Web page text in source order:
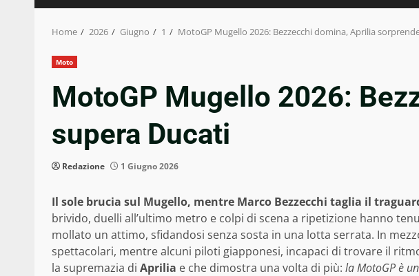
Home 2026 Giugno 1 MotoGP Mugello 2026: Bezzecchi domina, Aprilia
Moto
MotoGP Mugello 2026:
supera Ducati
Redazione 1 Giugno 2026
Il sole brucia sul Mugello, mentre Marco Bezzecchi taglia il
brivido, duelli all’ultimo metro e colpi di scena a ripetizione hanno
mollato un attimo, sfidandosi senza sosta in una lotta serrata. In
spettacolari, mentre alcuni piloti giapponesi, incapaci di trovare il
la supremazia di Aprilia e che dimostra una volta di più: la MotoGP è